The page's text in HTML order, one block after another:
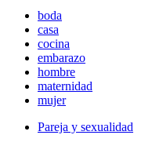
boda
casa
cocina
embarazo
hombre
maternidad
mujer
Pareja y sexualidad